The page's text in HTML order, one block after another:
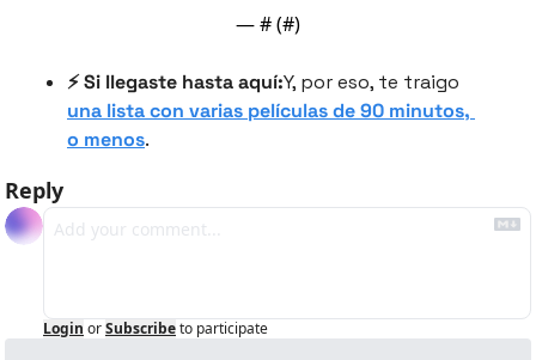
— # (#)
⚡️ Si llegaste hasta aquí:
una lista con varias películas de 90 minutos,
o menos.
Reply
Login orSubscribeto participate